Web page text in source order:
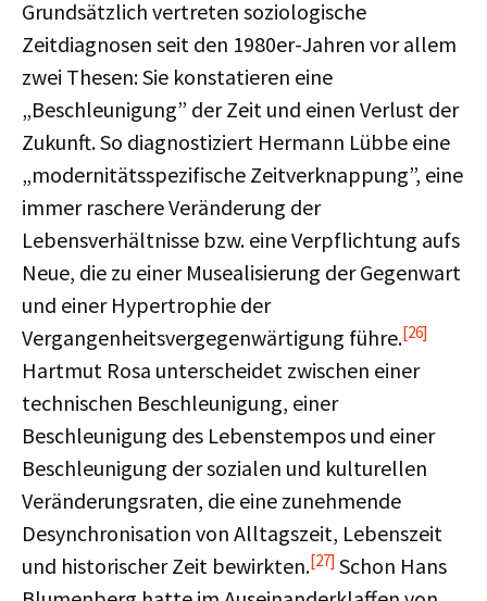
Grundsätzlich vertreten soziologische
Zeitdiagnosen seit den 1980er-Jahren vor allem
zwei Thesen: Sie konstatieren eine
„Beschleunigung” der Zeit und einen Verlust der
Zukunft. So diagnostiziert Hermann Lübbe eine
„modernitätsspezifische Zeitverknappung”, eine
immer raschere Veränderung der
Lebensverhältnisse bzw. eine Verpflichtung aufs
Neue, die zu einer Musealisierung der Gegenwart
und einer Hypertrophie der
Vergangenheitsvergegenwärtigung führe.[26]
Hartmut Rosa unterscheidet zwischen einer
technischen Beschleunigung, einer
Beschleunigung des Lebenstempos und einer
Beschleunigung der sozialen und kulturellen
Veränderungsraten, die eine zunehmende
Desynchronisation von Alltagszeit, Lebenszeit
und historischer Zeit bewirkten.[27] Schon Hans